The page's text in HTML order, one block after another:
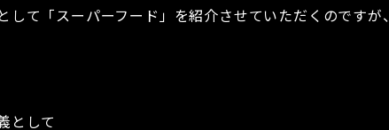
て「スーパーフード」を紹介させていただくのですが、
として